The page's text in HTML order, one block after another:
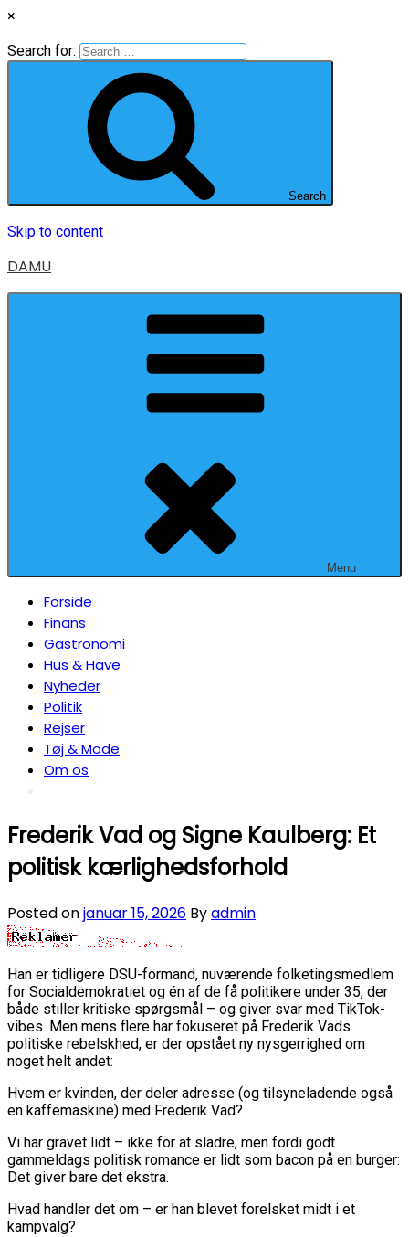
×
Search for:
Search
Skip to content
DAMU
Menu
Forside
Finans
Gastronomi
Hus & Have
Nyheder
Politik
Rejser
Tøj & Mode
Om os
Frederik Vad og Signe Kaulberg: Et
politisk kærlighedsforhold
Posted onjanuar 15, 2026 Byadmin
Han er tidligere DSU-formand, nuværende folketingsmedlem
for Socialdemokratiet og én af de få politikere under 35, der
både stiller kritiske spørgsmål – og giver svar med TikTok-
vibes. Men mens flere har fokuseret på Frederik Vads
politiske rebelskhed, er der opstået ny nysgerrighed om
noget helt andet:
Hvem er kvinden, der deler adresse (og tilsyneladende også
en kaffemaskine) med Frederik Vad?
Vi har gravet lidt – ikke for at sladre, men fordi godt
gammeldags politisk romance er lidt som bacon på en burger:
Det giver bare det ekstra.
Hvad handler det om – er han blevet forelsket midt i et
kampvalg?